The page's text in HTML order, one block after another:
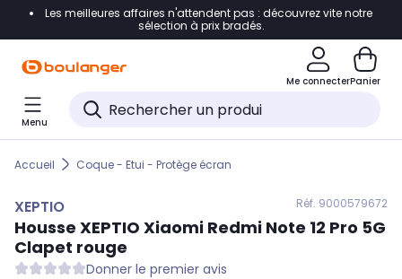
Accéder directement à la navigation
Accéder directement au pied de page
Accéder directement au chatbot
Les meilleures affaires n'attendent pas : découvrez vite notre
sélection à prix bradés.
Me connecterPanier
Menu
Accueil Coque - Etui - Protège écran
XEPTIO Réf. 9000579672
Housse XEPTIO Xiaomi Redmi Note 12 Pro 5G
Clapet rouge
Donner le premier avis